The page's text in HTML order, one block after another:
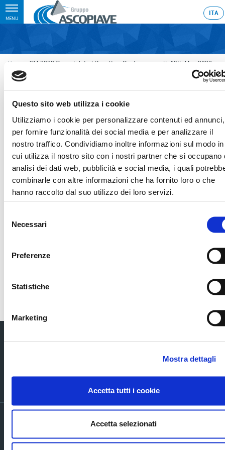
Questo sito web utilizza i cookie
Utilizziamo i cookie per personalizzare contenuti ed annunci,
per fornire funzionalità dei social media e per analizzare il
nostro traffico. Condividiamo inoltre informazioni sul modo in
cui utilizza il nostro sito con i nostri partner che si occupano
analisi dei dati web, pubblicità e social media, i quali
combinarle con altre informazioni che ha fornito loro o che
hanno raccolto dal suo utilizzo dei loro servizi.
delNecessari
Preferenze
Statistiche
Marketing
Mostra dettagli
Accetta tutti i cookie
Accetta selezionati
Toggle
navigation
MENU
ITA
Home 3M 2022 Consolidated Results – Conference call, 13th May 2022
Last update: 2022/05/13 9:15
13.05.2022
3M 2022 CONSOLIDATED
RESULTS – CONFERENCE
CALL, 13TH MAY 2022
Via Verizzo, 1030 - 31053 Pieve di Soligo (TV) tel +39 0438 980098 fax +39
0438 82096 C.F. - P.I. - R.I. 03916270261
Company info